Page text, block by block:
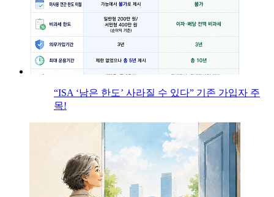
“ISA ‘남은 한도’ 사라질 수 있다” 기존 가입자 주
목!